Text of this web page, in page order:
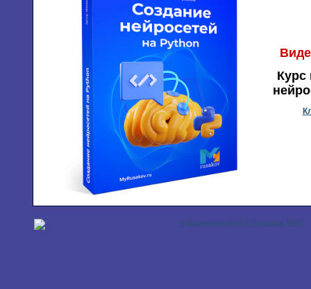
Курс